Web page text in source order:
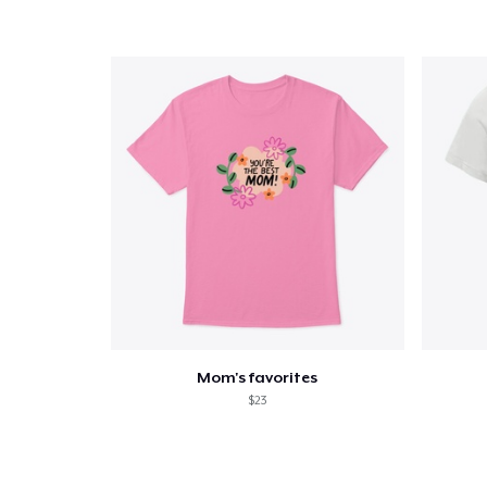
Mom's favorites
$23
Ga